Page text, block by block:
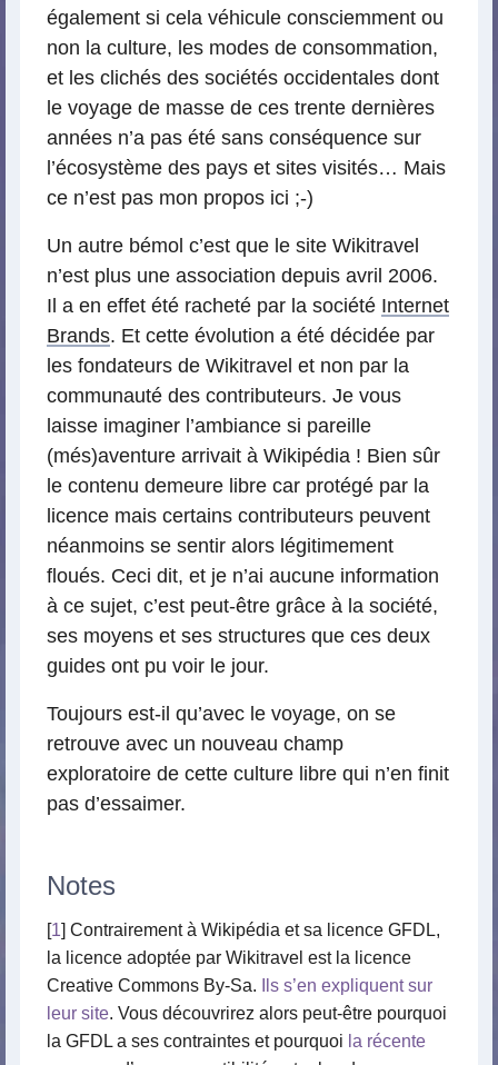
également si cela véhicule consciemment ou
non la culture, les modes de consommation,
et les clichés des sociétés occidentales dont
le voyage de masse de ces trente dernières
années n’a pas été sans conséquence sur
l’écosystème des pays et sites visités… Mais
ce n’est pas mon propos ici ;-)
Un autre bémol c’est que le site Wikitravel
n’est plus une association depuis avril 2006.
Il a en effet été racheté par la société Internet
Brands. Et cette évolution a été décidée par
les fondateurs de Wikitravel et non par la
communauté des contributeurs. Je vous
laisse imaginer l’ambiance si pareille
(més)aventure arrivait à Wikipédia ! Bien sûr
le contenu demeure libre car protégé par la
licence mais certains contributeurs peuvent
néanmoins se sentir alors légitimement
floués. Ceci dit, et je n’ai aucune information
à ce sujet, c’est peut-être grâce à la société,
ses moyens et ses structures que ces deux
guides ont pu voir le jour.
Toujours est-il qu’avec le voyage, on se
retrouve avec un nouveau champ
exploratoire de cette culture libre qui n’en finit
pas d’essaimer.
Notes
[1] Contrairement à Wikipédia et sa licence GFDL,
la licence adoptée par Wikitravel est la licence
Creative Commons By-Sa.
Ils s’en expliquent sur
leur site. Vous découvrirez alors peut-être pourquoi
la GFDL a ses contraintes et pourquoi la récente